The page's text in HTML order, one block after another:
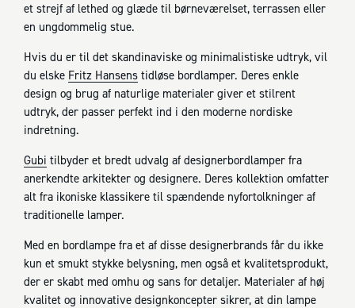
et strejf af lethed og glæde til børneværelset, terrassen eller
en ungdommelig stue.
Hvis du er til det skandinaviske og minimalistiske udtryk, vil
du elske Fritz Hansens tidløse bordlamper. Deres enkle
design og brug af naturlige materialer giver et stilrent
udtryk, der passer perfekt ind i den moderne nordiske
indretning.
Gubi tilbyder et bredt udvalg af designerbordlamper fra
anerkendte arkitekter og designere. Deres kollektion omfatter
alt fra ikoniske klassikere til spændende nyfortolkninger af
traditionelle lamper.
Med en bordlampe fra et af disse designerbrands får du ikke
kun et smukt stykke belysning, men også et kvalitetsprodukt,
der er skabt med omhu og sans for detaljer. Materialer af høj
kvalitet og innovative designkoncepter sikrer, at din lampe